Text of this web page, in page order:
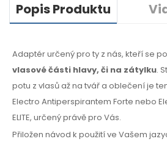
Popis Produktu
Adaptér určený pro ty z nás, kteří se
vlasovéčásti hlavy, či na zátylku.
potu z vlasůaž na tvářa oblečeníje
Electro Antiperspirantem Forte nebo
ELITE, určený právě pro Vás.
Přiložen návod k použití ve Vašem